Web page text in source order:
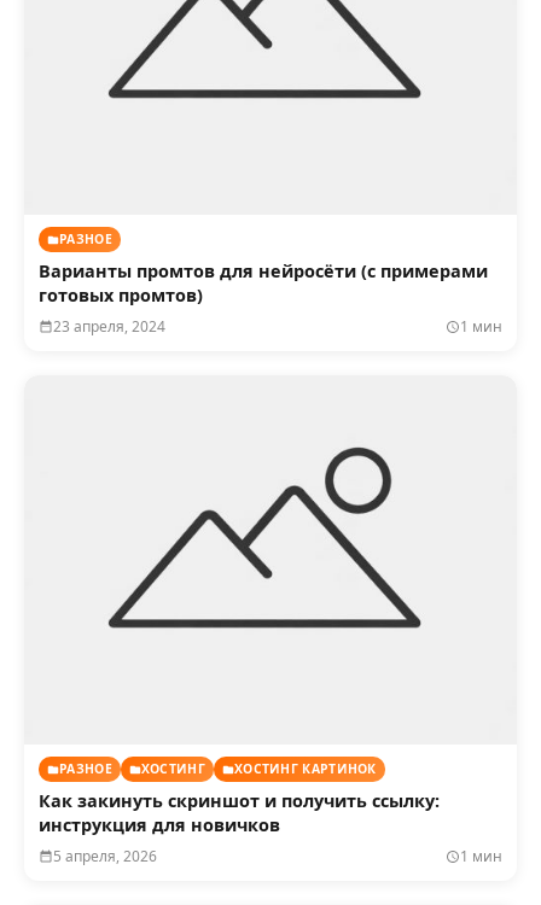
РАЗНОЕ
Варианты промтов для нейросёти (с примерами
готовых промтов)
23 апреля, 2024 1 мин
РАЗНОЕ ХОСТИНГ ХОСТИНГ КАРТИНОК
Как закинуть скриншот и получить ссылку:
инструкция для новичков
5 апреля, 2026 1 мин